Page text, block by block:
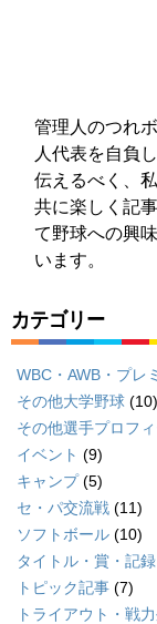
管理人のつれ
人代表を自負
伝えるべく、
共に楽しく記
て野球への興
います。
カテゴリー
WBC・AWB・プレ
その他大学野球 (10)
その他選手プロフ
イベント (9)
キャンプ(5)
セ・パ交流戦 (11)
ソフトボール (10)
タイトル・賞・記録
トピック記事 (7)
トライアウト・戦